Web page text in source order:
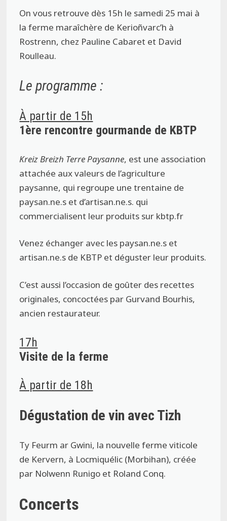
On vous retrouve dès 15h le samedi 25 mai à
la ferme maraîchère de Kerioñvarc’h à
Rostrenn, chez Pauline Cabaret et David
Roulleau.
Le programme :
À partir de 15h
1ère rencontre gourmande de KBTP
Kreiz Breizh Terre Paysanne, est une association
attachée aux valeurs de l’agriculture
paysanne, qui regroupe une trentaine de
paysan.ne.s et d’artisan.ne.s. qui
commercialisent leur produits sur kbtp.fr
Venez échanger avec les paysan.ne.s et
artisan.ne.s de KBTP et déguster leur produits.
C’est aussi l’occasion de goûter des recettes
originales, concoctées par Gurvand Bourhis,
ancien restaurateur.
17h
Visite de la ferme
À partir de 18h
Dégustation de vin avec Tizh
Ty Feurm ar Gwini, la nouvelle ferme viticole
de Kervern, à Locmiquélic (Morbihan), créée
par Nolwenn Runigo et Roland Conq.
Concerts